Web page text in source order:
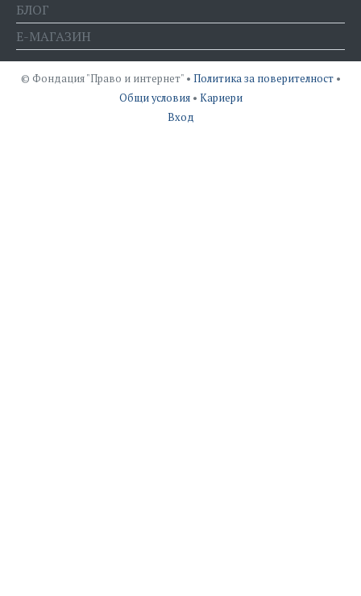
БЛОГ
Е-МАГАЗИН
© Фондация "Право и интернет" • Политика за поверителност •
Общи условия • Кариери
Вход